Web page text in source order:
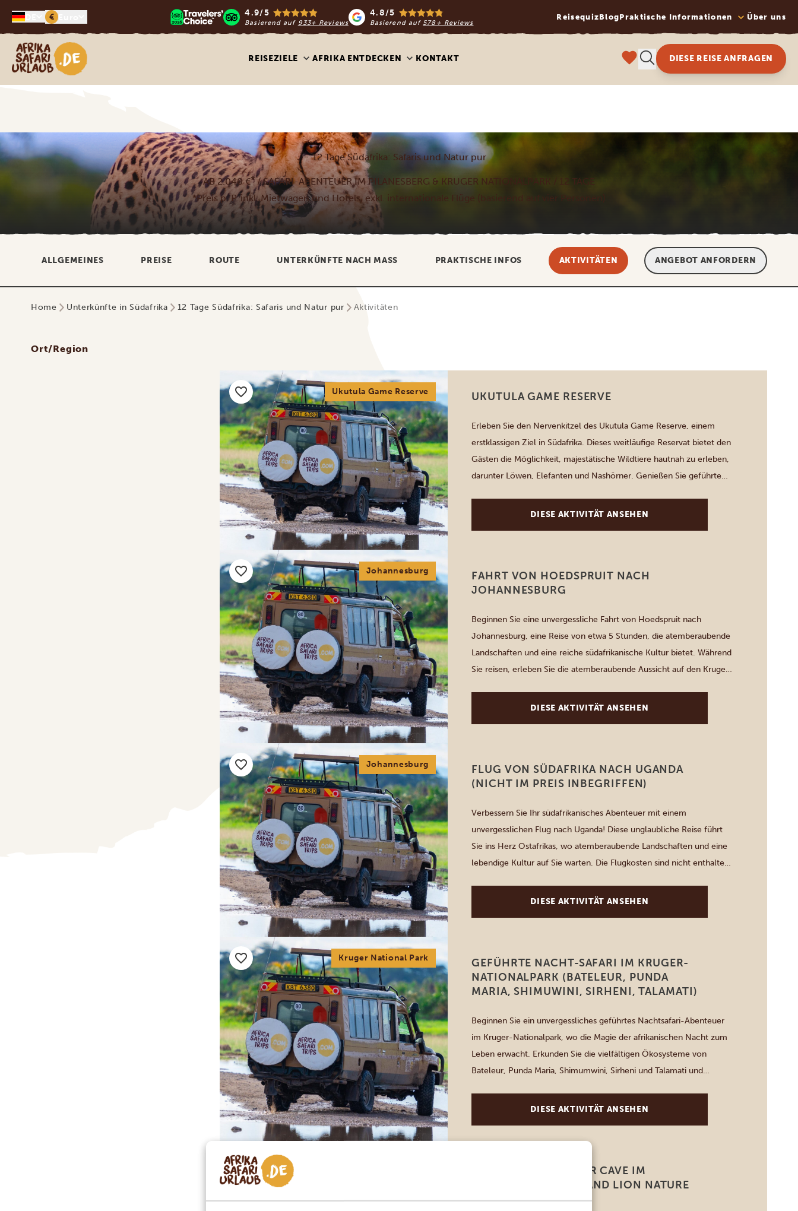
€ 4.9/5
Basierend auf 933+ Reviews
4.8/5
Basierend auf 578+ Reviews
ReisequizBlogPraktische Informationen Über uns
Afrika Safari Urlaub
REISEZIELE AFRIKA ENTDECKEN KONTAKT DIESE REISE ANFRAGEN
12 Tage Südafrika: Safaris und Natur pur
AB 2.040 €*/ SAFARI-ABENTEUER IM PILANESBERG & KRUGER NATIONALPARK / 12 TAGE
*Preis p. P. inkl. Mietwagen und Hotels, exkl. internationale Flüge (basierend auf vier Personen)
ALLGEMEINES PREISE ROUTE UNTERKÜNFTE NACH MASS PRAKTISCHE INFOS AKTIVITÄTEN ANGEBOT ANFORDERN
Home Unterkünfte in Südafrika 12 Tage Südafrika: Safaris und Natur pur Aktivitäten
Ort/Region
Ukutula Game Reserve UKUTULA GAME RESERVE
Erleben Sie den Nervenkitzel des Ukutula Game Reserve, einem
erstklassigen Ziel in Südafrika. Dieses weitläufige Reservat bietet den
Gästen die Möglichkeit, majestätische Wildtiere hautnah zu erleben,
darunter Löwen, Elefanten und Nashörner. Genießen Sie geführte
Wildtierliebhaber. Unsere komfortablen Unterkünfte und das
DIESE AKTIVITÄT ANSEHEN
Johannesburg
FAHRT VON HOEDSPRUIT NACH
JOHANNESBURG
Beginnen Sie eine unvergessliche Fahrt von Hoedspruit nach
Johannesburg, eine Reise von etwa 5 Stunden, die atemberaubende
Landschaften und eine reiche südafrikanische Kultur bietet. Während
Sie reisen, erleben Sie die atemberaubende Aussicht auf den Kruger-
in charmanten Städten wie Lydenburg, wo lokale Handwerkskunst
DIESE AKTIVITÄT ANSEHEN
Johannesburg
FLUG VON SÜDAFRIKA NACH UGANDA
(NICHT IM PREIS INBEGRIFFEN)
Verbessern Sie Ihr südafrikanisches Abenteuer mit einem
unvergesslichen Flug nach Uganda! Diese unglaubliche Reise führt
Sie ins Herz Ostafrikas, wo atemberaubende Landschaften und eine
lebendige Kultur auf Sie warten. Die Flugkosten sind nicht enthalten,
Unterstützung unkompliziert. Entdecken Sie Ugandas
DIESE AKTIVITÄT ANSEHEN
Kruger National Park
GEFÜHRTE NACHT-SAFARI IM KRUGER-
NATIONALPARK (BATELEUR, PUNDA
MARIA, SHIMUWINI, SIRHENI, TALAMATI)
Beginnen Sie ein unvergessliches geführtes Nachtsafari-Abenteuer
im Kruger-Nationalpark, wo die Magie der afrikanischen Nacht zum
Leben erwacht. Erkunden Sie die vielfältigen Ökosysteme von
Bateleur, Punda Maria, Shimumwini, Sirheni und Talamati und
Guides erhellen die Geheimnisse des Buschs und zeigen das
DIESE AKTIVITÄT ANSEHEN
BESUCH DER WONDER CAVE IM
BOTHONGO RHINO AND LION NATURE
RESERVE